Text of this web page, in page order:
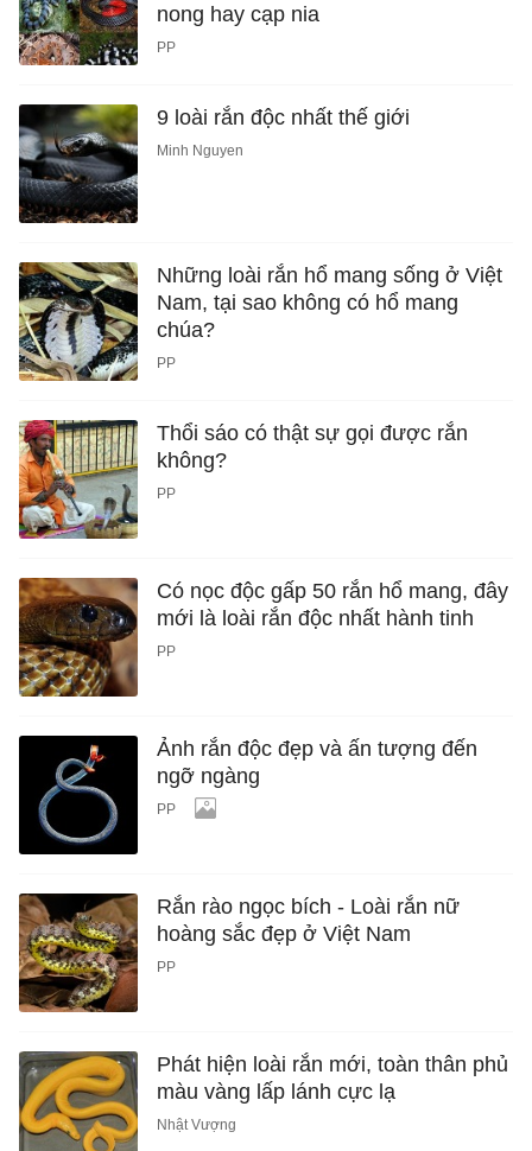
nong hay cạp nia
PP
9 loài rắn độc nhất thế giới
Minh Nguyen
Những loài rắn hổ mang sống ở Việt
Nam, tại sao không có hổ mang
chúa?
PP
Thổi sáo có thật sự gọi được rắn
không?
PP
Có nọc độc gấp 50 rắn hổ mang, đây
mới là loài rắn độc nhất hành tinh
PP
Ảnh rắn độc đẹp và ấn tượng đến
ngỡ ngàng
PP
Rắn rào ngọc bích - Loài rắn nữ
hoàng sắc đẹp ở Việt Nam
PP
Phát hiện loài rắn mới, toàn thân phủ
màu vàng lấp lánh cực lạ
Nhật Vượng